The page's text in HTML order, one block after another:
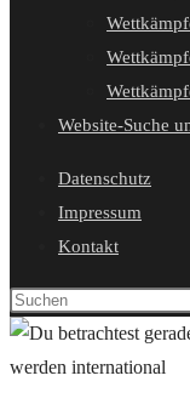
Website-Suche
Datenschutz
Impressum
Kontakt